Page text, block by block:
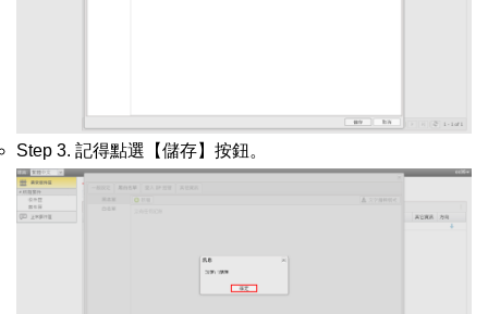
Step 3. 記得點選【儲存】按鈕。